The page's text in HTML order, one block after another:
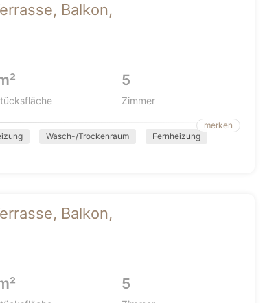
Balkon,
5
Zimmer
merken
Wasch-/Trockenraum Fernheizung
Balkon,
5